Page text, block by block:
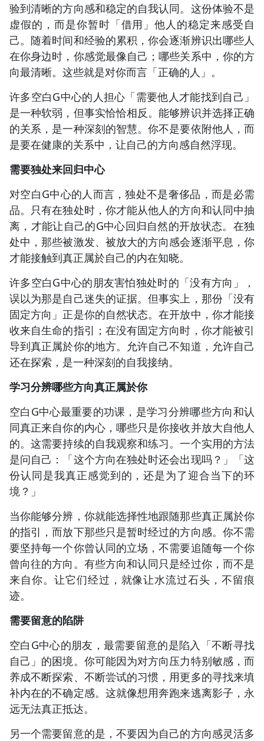
验到清晰的方向感和稳定的自我认同。这份体验不是
虚假的，而是你暂时「借用」他人的稳定来感受自
己。随着时间和经验的累积，你会逐渐辨识出哪些人
在你身边时，你感觉最像自己；哪些关系中，你的方
向最清晰。这些就是对你而言「正确的人」。
许多空白G中心的人担心「需要他人才能找到自己」
是一种软弱，但事实恰恰相反。能够辨识并选择正确
的关系，是一种深刻的智慧。你不是要依附他人，而
是要在健康的关系中，让自己的方向感自然浮现。
需要独处来回归中心
对空白G中心的人而言，独处不是奢侈品，而是必需
品。只有在独处时，你才能从他人的方向和认同中抽
离，才能让自己的G中心回归自然的开放状态。在独
处中，那些被激发、被放大的方向感会逐渐平息，你
才能接触到真正属於自己的内在知晓。
许多空白G中心的朋友害怕独处时的「没有方向」，
误以为那是自己迷失的证据。但事实上，那份「没有
固定方向」正是你的自然状态。在开放中，你才能接
收来自生命的指引；在没有固定方向时，你才能被引
导到真正属於你的地方。允许自己不知道，允许自己
还在探索，是一种深刻的自我接纳。
学习分辨哪些方向真正属於你
空白G中心最重要的功课，是学习分辨哪些方向和认
同真正来自你的内心，哪些只是你接收并放大自他人
的。这需要持续的自我观察和练习。一个实用的方法
是问自己：「这个方向在独处时还会出现吗？」「这
份认同是我真正感觉到的，还是为了迎合当下的环
境？」
当你能够分辨，你就能选择性地跟随那些真正属於你
的指引，而放下那些只是暂时经过的方向感。你不需
要坚持每一个你曾认同的立场，不需要追随每一个你
曾向往的方向。有些方向和认同只是经过你，而不是
来自你。让它们经过，就像让水流过石头，不留痕
迹。
需要留意的陷阱
空白G中心的朋友，最需要留意的是陷入「不断寻找
自己」的困境。你可能因为对方向压力特别敏感，而
养成不断探索、不断尝试的习惯，用更多的寻找来填
补内在的不确定感。这就像想用奔跑来逃离影子，永
远无法真正抵达。
另一个需要留意的是，不要因为自己的方向感灵活多